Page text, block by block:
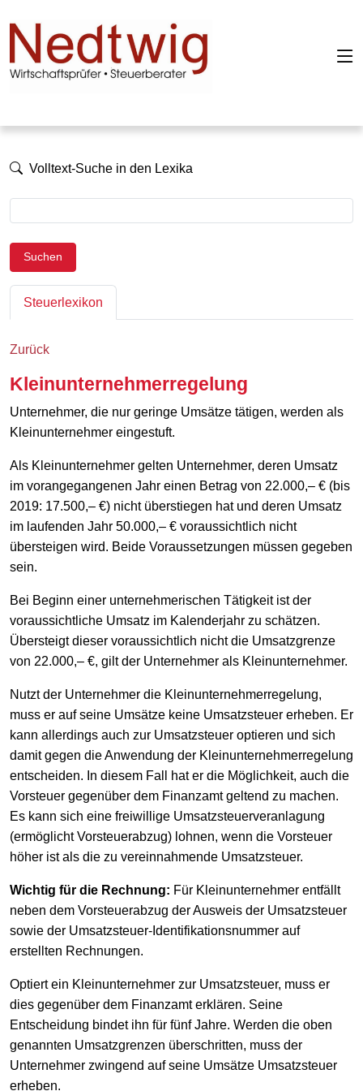
Volltext-Suche in den Lexika
Suchen
Steuerlexikon
Zurück
Kleinunternehmerregelung
Unternehmer, die nur geringe Umsätze tätigen, werden als
Kleinunternehmer eingestuft.
Als Kleinunternehmer gelten Unternehmer, deren Umsatz
im vorangegangenen Jahr einen Betrag von 22.000,– € (bis
2019: 17.500,– €) nicht überstiegen hat und deren Umsatz
im laufenden Jahr 50.000,– € voraussichtlich nicht
übersteigen wird. Beide Voraussetzungen müssen gegeben
sein.
Bei Beginn einer unternehmerischen Tätigkeit ist der
voraussichtliche Umsatz im Kalenderjahr zu schätzen.
Übersteigt dieser voraussichtlich nicht die Umsatzgrenze
von 22.000,– €, gilt der Unternehmer als Kleinunternehmer.
Nutzt der Unternehmer die Kleinunternehmerregelung,
muss er auf seine Umsätze keine Umsatzsteuer erheben. Er
kann allerdings auch zur Umsatzsteuer optieren und sich
damit gegen die Anwendung der Kleinunternehmerregelung
entscheiden. In diesem Fall hat er die Möglichkeit, auch die
Vorsteuer gegenüber dem Finanzamt geltend zu machen.
Es kann sich eine freiwillige Umsatzsteuerveranlagung
(ermöglicht Vorsteuerabzug) lohnen, wenn die Vorsteuer
höher ist als die zu vereinnahmende Umsatzsteuer.
Wichtig für die Rechnung: Für Kleinunternehmer entfällt
neben dem Vorsteuerabzug der Ausweis der Umsatzsteuer
sowie der Umsatzsteuer-Identifikationsnummer auf
erstellten Rechnungen.
Optiert ein Kleinunternehmer zur Umsatzsteuer, muss er
dies gegenüber dem Finanzamt erklären. Seine
Entscheidung bindet ihn für fünf Jahre. Werden die oben
genannten Umsatzgrenzen überschritten, muss der
Unternehmer zwingend auf seine Umsätze Umsatzsteuer
erheben.